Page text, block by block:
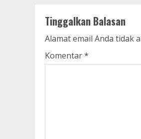
Tinggalkan Balasan
Alamat email Anda tidak
Komentar*